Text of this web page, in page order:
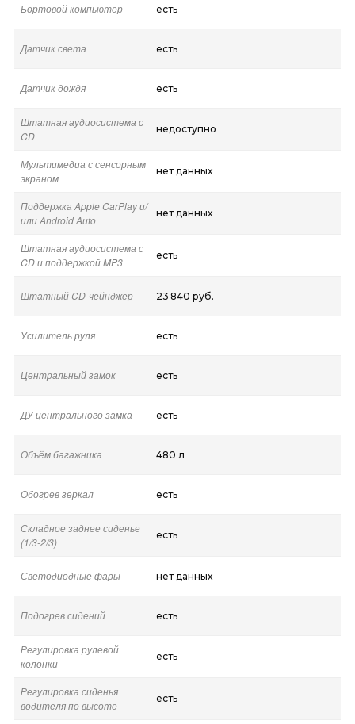
Бортовой компьютер есть
Датчик света есть
Датчик дождя есть
Штатная аудиосистема с
CD
недоступно
Мультимедиа с сенсорным
экраном
нет данных
Поддержка Apple CarPlay и/
или Android Auto
нет данных
Штатная аудиосистема с
CD и поддержкой MP3
есть
Штатный CD-чейнджер 23 840 руб.
Усилитель руля есть
Центральный замок есть
ДУ центрального замка есть
Объём багажника 480 л
Обогрев зеркал есть
Складное заднее сиденье
(1/3-2/3)
есть
Светодиодные фары нет данных
Подогрев сидений есть
Регулировка рулевой
колонки
есть
Регулировка сиденья
водителя по высоте
есть